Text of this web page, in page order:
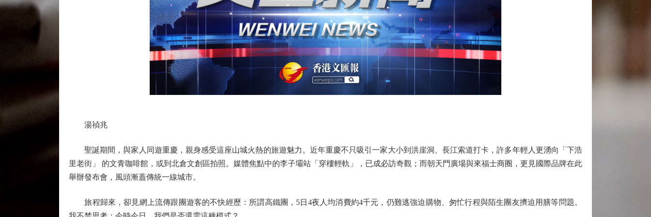
湯禎兆
聖誕期間，與家人同遊重慶，親身感受這座山城火熱的旅遊魅力。近年重慶不只吸引一家大小到洪崖洞、長江索道打卡，許多年輕人更湧向「下浩
里老街」 的文青咖啡館，或到北倉文創區拍照。媒體焦點中的李子壩站「穿樓輕軌」，已成必訪奇觀；而朝天門廣場與來福士商圈，更見國際品牌在此
舉辦發布會，風頭漸蓋傳統一線城市。
旅程歸來，卻見網上流傳跟團遊客的不快經歷：所謂高鐵團，5日4夜人均消費約4千元，仍難逃強迫購物、匆忙行程與陌生團友擠迫用膳等問題。